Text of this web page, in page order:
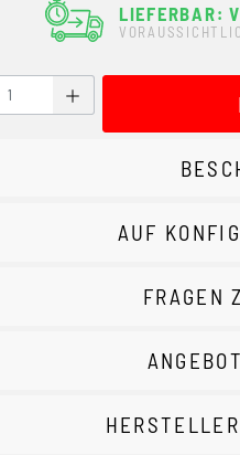
LIEFERBAR:
Anzahl: Gib den
AUF
FRAGEN